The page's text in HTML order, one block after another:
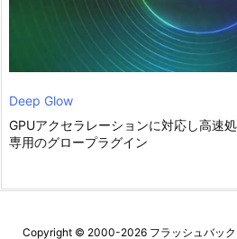
Deep Glow
GPUアクセラレーションに対応し高速
専用のグロープラグイン
Copyright © 2000-2026 フラッシュバッ